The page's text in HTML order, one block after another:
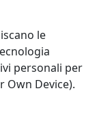
le
personali per
Own Device).